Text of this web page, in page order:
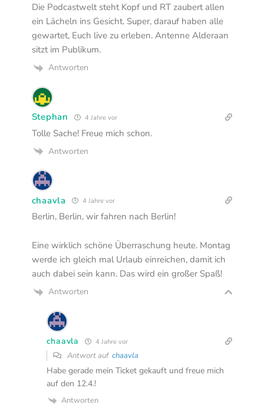
Die Podcastwelt steht Kopf und RT zaubert allen
ein Lächeln ins Gesicht. Super, darauf haben alle
gewartet, Euch live zu erleben. Antenne Alderaan
sitzt im Publikum.
Antworten
Stephan 4 Jahre vor
Tolle Sache! Freue mich schon.
Antworten
chaavla 4 Jahre vor
Berlin, Berlin, wir fahren nach Berlin!
Eine wirklich schöne Überraschung heute. Montag
werde ich gleich mal Urlaub einreichen, damit ich
auch dabei sein kann. Das wird ein großer Spaß!
Antworten
chaavla 4 Jahre vor
Antwort auf chaavla
Habe gerade mein Ticket gekauft und freue mich
auf den 12.4.!
Antworten